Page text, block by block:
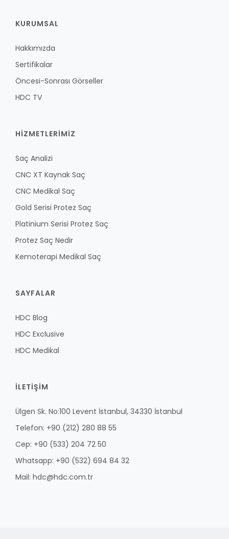
KURUMSAL
Hakkımızda
Sertifikalar
Öncesi-Sonrası Görseller
HDC TV
HİZMETLERİMİZ
Saç Analizi
CNC XT Kaynak Saç
CNC Medikal Saç
Gold Serisi Protez Saç
Platinium Serisi Protez Saç
Protez Saç Nedir
Kemoterapi Medikal Saç
SAYFALAR
HDC Blog
HDC Exclusive
HDC Medikal
İLETİŞİM
Ülgen Sk. No:100 Levent İstanbul, 34330 İstanbul
Telefon: +90 (212) 280 88 55
Cep: +90 (533) 204 72 50
Whatsapp: +90 (532) 694 84 32
Mail: hdc@hdc.com.tr